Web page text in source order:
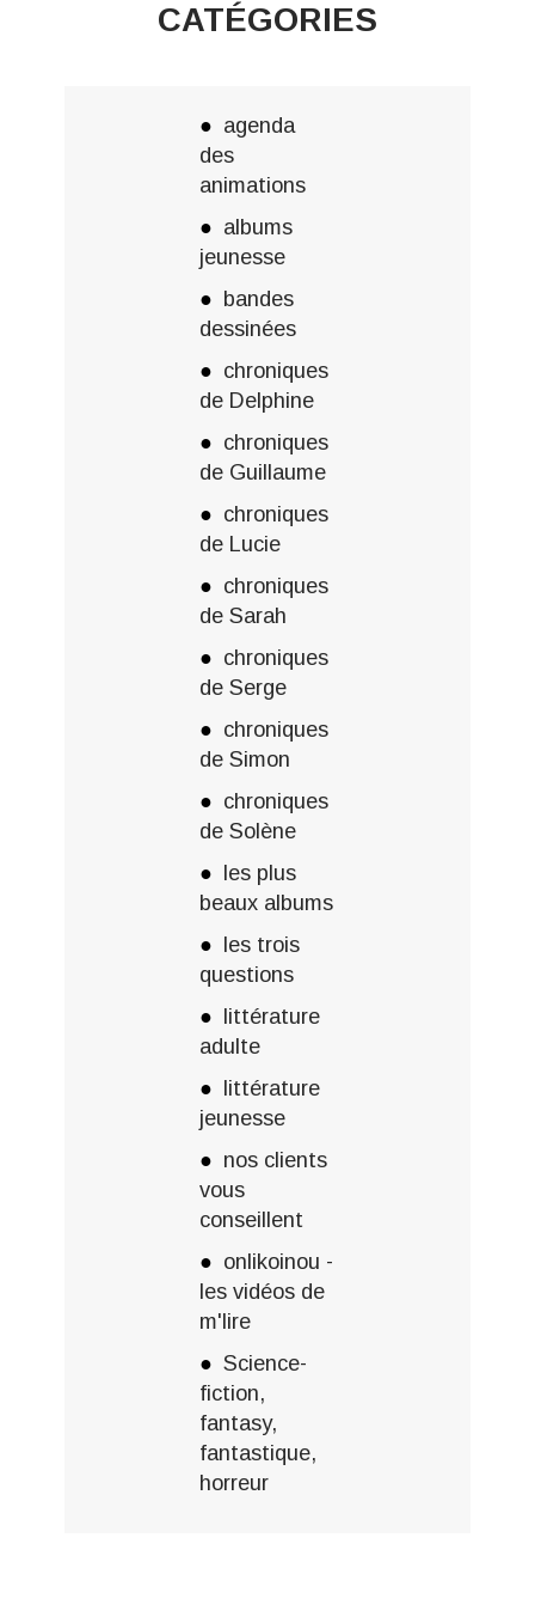
CATÉGORIES
agenda
des
animations
albums
jeunesse
bandes
dessinées
chroniques
de Delphine
chroniques
de Guillaume
chroniques
de Lucie
chroniques
de Sarah
chroniques
de Serge
chroniques
de Simon
chroniques
de Solène
les plus
beaux albums
les trois
questions
littérature
adulte
littérature
jeunesse
nos clients
vous
conseillent
onlikoinou -
les vidéos de
m'lire
Science-
fiction,
fantasy,
fantastique,
horreur